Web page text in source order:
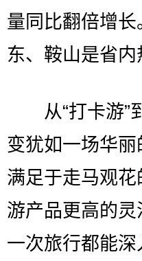
量同比翻倍增
东、鞍山是省内
从“打卡游”到
变犹如一场华
满足于走马观
游产品更高的
一次旅行都能